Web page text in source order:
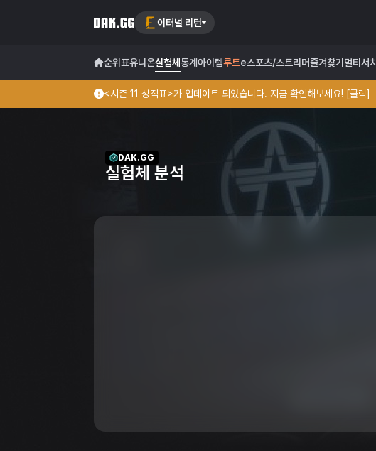
이터널 리턴
순위표유니온실험체 통계 아이템루트e스포츠/스트리머즐겨찾기 멀티서치
<시즌 11 성적표>가 업데이트 되었습니다. 지금 확인해보세요! [클릭]
DAK.GG
실험체 분석